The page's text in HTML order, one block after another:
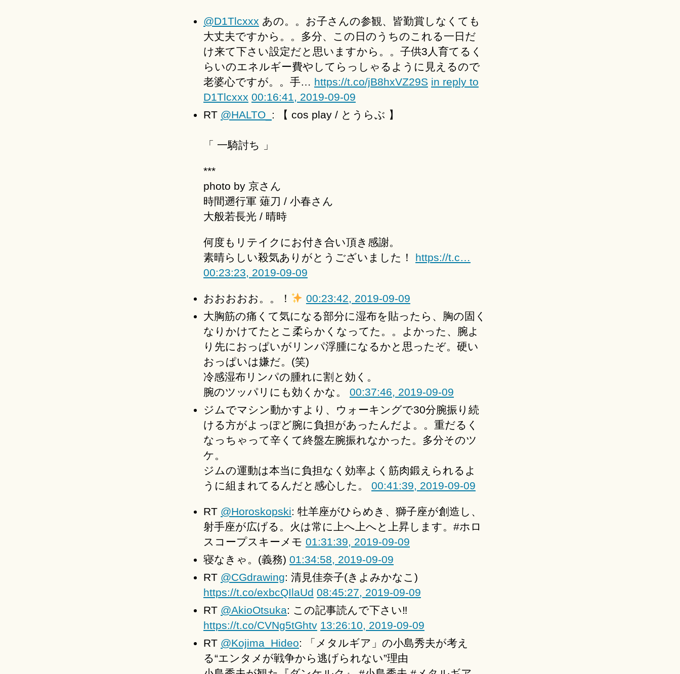
ki
＊
2019-
09-
へ
の
@D1Tlcxxx あの。。お子さんの参観、皆勤賞しなくても
大丈夫ですから。。多分、この日のうちのこれる一日だ
け来て下さい設定だと思いますから。。子供3人育てるく
らいのエネルギー費やしてらっしゃるように見えるので
老婆心ですが。。手… https://t.co/jB8hxVZ29S in reply to
D1Tlcxxx 00:16:41, 2019-09-09
RT @HALTO_ : 【 cos play / とうらぶ 】
「 一騎討ち 」
***
photo by 京さん
時間遡行軍 薙刀 / 小春さん
大般若長光 / 晴時
何度もリテイクにお付き合い頂き感謝。
素晴らしい殺気ありがとうございました！ https://t.c…
00:23:23, 2019-09-09
おおおおお。。！
00:23:42, 2019-09-09
大胸筋の痛くて気になる部分に湿布を貼ったら、胸の固く
なりかけてたとこ柔らかくなってた。。よかった、腕よ
り先におっぱいがリンパ浮腫になるかと思ったぞ。硬い
おっぱいは嫌だ。(笑)
冷感湿布リンパの腫れに割と効く。
腕のツッパリにも効くかな。 00:37:46, 2019-09-09
ジムでマシン動かすより、ウォーキングで30分腕振り続
ける方がよっぽど腕に負担があったんだよ。。重だるく
なっちゃって辛くて終盤左腕振れなかった。多分そのツ
ケ。
ジムの運動は本当に負担なく効率よく筋肉鍛えられるよ
うに組まれてるんだと感心した。 00:41:39, 2019-09-09
RT @Horoskopski: 牡羊座がひらめき、獅子座が創造し、
射手座が広げる。火は常に上へ上へと上昇します。#ホロ
スコープスキーメモ 01:31:39, 2019-09-09
寝なきゃ。(義務) 01:34:58, 2019-09-09
RT @CGdrawing: 清見佳奈子(きよみかなこ)
https://t.co/exbcQIlaUd 08:45:27, 2019-09-09
RT @AkioOtsuka: この記事読んで下さい‼
https://t.co/CVNg5tGhtv 13:26:10, 2019-09-09
RT @Kojima_Hideo: 「メタルギア」の小島秀夫が考え
る“エンタメが戦争から逃げられない”理由